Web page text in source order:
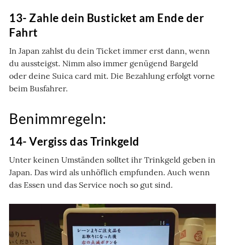
13- Zahle dein Busticket am Ende der
Fahrt
In Japan zahlst du dein Ticket immer erst dann, wenn
du aussteigst. Nimm also immer genügend Bargeld
oder deine Suica card mit. Die Bezahlung erfolgt vorne
beim Busfahrer.
Benimmregeln:
14- Vergiss das Trinkgeld
Unter keinen Umständen solltet ihr Trinkgeld geben in
Japan. Das wird als unhöflich empfunden. Auch wenn
das Essen und das Service noch so gut sind.